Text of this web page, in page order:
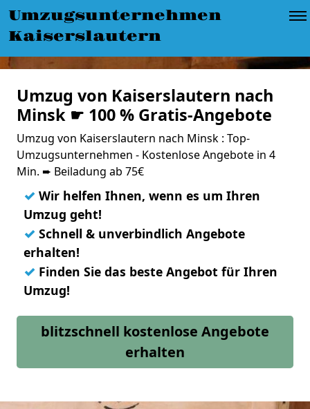
Umzugsunternehmen
Kaiserslautern
Umzug von Kaiserslautern nach
Minsk ☛ 100 % Gratis-Angebote
Umzug von Kaiserslautern nach Minsk : Top-
Umzugsunternehmen - Kostenlose Angebote in 4
Min. ➨ Beiladung ab 75€
✓ Wir helfen Ihnen, wenn es um Ihren
Umzug geht!
✓ Schnell & unverbindlich Angebote
erhalten!
✓ Finden Sie das beste Angebot für Ihren
Umzug!
blitzschnell kostenlose Angebote
erhalten